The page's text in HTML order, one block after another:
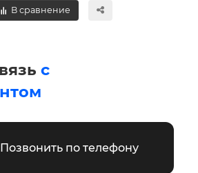
В сравнение
с
Позвонить по телефону